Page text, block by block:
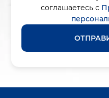
соглашаетесь с